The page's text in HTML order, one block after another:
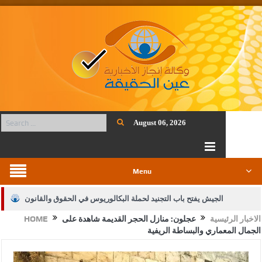
August 06, 2026
Menu
الجيش يفتح باب التجنيد لحملة البكالوريوس في الحقوق والقانون
بيان اجتماع عمّان:دعم الوصاية الهاشمية التاريخية على المقدسات
HOME الاخبار الرئيسية
عجلون: منازل الحجر القديمة شاهدة على
الجمال المعماري والبساطة الريفية